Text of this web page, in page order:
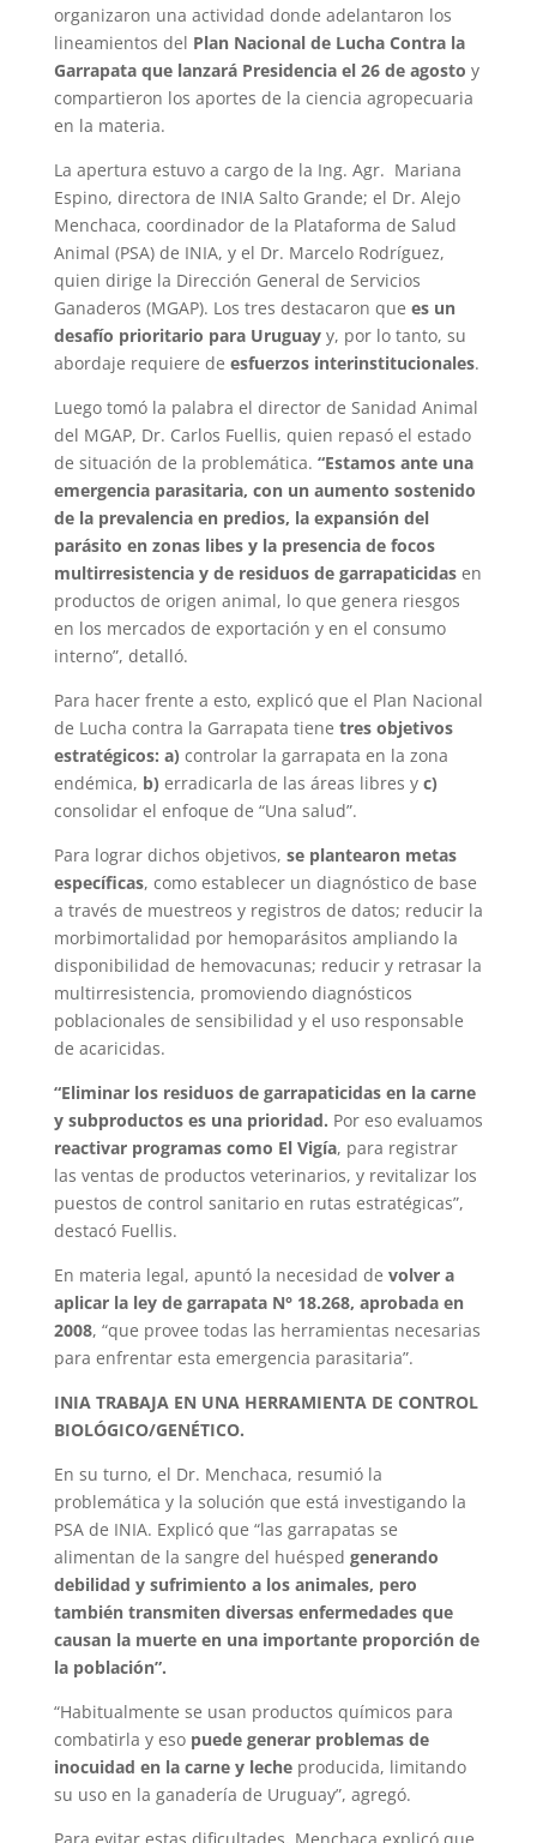
organizaron una actividad donde adelantaron los
lineamientos del Plan Nacional de Lucha Contra la
Garrapata que lanzará Presidencia el 26 de agosto y
compartieron los aportes de la ciencia agropecuaria
en la materia.
La apertura estuvo a cargo de la Ing. Agr. Mariana
Espino, directora de INIA Salto Grande; el Dr. Alejo
Menchaca, coordinador de la Plataforma de Salud
Animal (PSA) de INIA, y el Dr. Marcelo Rodríguez,
quien dirige la Dirección General de Servicios
Ganaderos (MGAP). Los tres destacaron que es un
desafío prioritario para Uruguayy, por lo tanto, su
abordaje requiere de esfuerzos interinstitucionales.
Luego tomó la palabra el director de Sanidad Animal
del MGAP, Dr. Carlos Fuellis, quien repasó el estado
de situación de la problemática. “Estamos ante una
emergencia parasitaria, con un aumento sostenido
de la prevalencia en predios, la expansión del
parásito en zonas libes y la presencia de focos
multirresistencia y de residuos de garrapaticidasen
productos de origen animal, lo que genera riesgos
en los mercados de exportación y en el consumo
interno”, detalló.
Para hacer frente a esto, explicó que el Plan Nacional
de Lucha contra la Garrapata tiene tres objetivos
estratégicos: a) controlar la garrapata en la zona
endémica, b) erradicarla de las áreas libres yc)
consolidar el enfoque de “Una salud”.
Para lograr dichos objetivos, se plantearon metas
específicas, como establecer un diagnóstico de base
a través de muestreos y registros de datos; reducir la
morbimortalidad por hemoparásitos ampliando la
disponibilidad de hemovacunas; reducir y retrasar la
multirresistencia, promoviendo diagnósticos
poblacionales de sensibilidad y el uso responsable
de acaricidas.
“Eliminar los residuos de garrapaticidas en la carne
y subproductos es una prioridad. Por eso evaluamos
reactivar programas como El Vigía, para registrar
las ventas de productos veterinarios, y revitalizar los
puestos de control sanitario en rutas estratégicas”,
destacó Fuellis.
En materia legal, apuntó la necesidad de volver a
aplicar la ley de garrapata N° 18.268, aprobada en
2008, “que provee todas las herramientas necesarias
para enfrentar esta emergencia parasitaria”.
INIA TRABAJA EN UNA HERRAMIENTA DE CONTROL
BIOLÓGICO/GENÉTICO.
En su turno, el Dr. Menchaca, resumió la
problemática y la solución que está investigando la
PSA de INIA. Explicó que “las garrapatas se
alimentan de la sangre del huésped generando
debilidad y sufrimiento a los animales, pero
también transmiten diversas enfermedades que
causan la muerte en una importante proporción de
la población”.
“Habitualmente se usan productos químicos para
combatirla y eso puede generar problemas de
inocuidad en la carne y lecheproducida, limitando
su uso en la ganadería de Uruguay”, agregó.